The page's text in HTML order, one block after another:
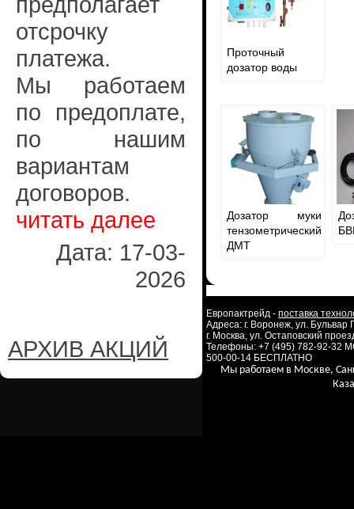
отсрочку
платежа.
Мы работаем
по предоплате,
по нашим
вариантам
договоров.
читать далее
Дата: 17-03-
2026
АРХИВ АКЦИЙ
Проточный
дозатор воды
Дозатор муки
тензометрический
ДМТ
Европактрейд - поставка
Адреса: г. Воронеж, ул.
г. Москва, ул. Остаповский
Телефоны: +7 (495) 782-92-32
500-00-14 БЕСПЛАТНО
Мы работаем в Москве,